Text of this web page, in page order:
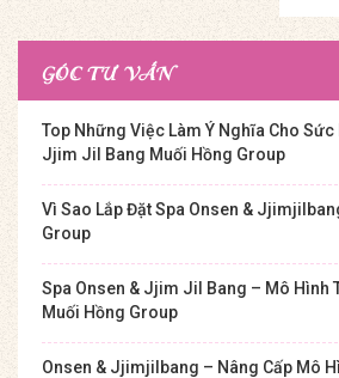
GÓC TƯ VẤN
Top Những Việc Làm Ý Nghĩa Cho Sức
Jjim Jil Bang Muối Hồng Group
Vì Sao Lắp Đặt Spa Onsen &
Group
Spa Onsen & Jjim Jil Bang – Mô Hình
Muối Hồng Group
Onsen & Jjimjilbang – Nâng Cấp Mô